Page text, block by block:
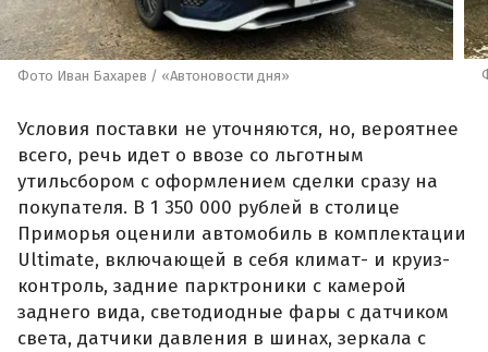
Фото Иван Бахарев / «Автоновости дня»
Условия поставки не уточняются, но, вероятнее
всего, речь идет о ввозе со льготным
утильсбором с оформлением сделки сразу на
покупателя. В 1 350 000 рублей в столице
Приморья оценили автомобиль в комплектации
Ultimate, включающей в себя климат- и круиз-
контроль, задние парктроники с камерой
заднего вида, светодиодные фары с датчиком
света, датчики давления в шинах, зеркала с